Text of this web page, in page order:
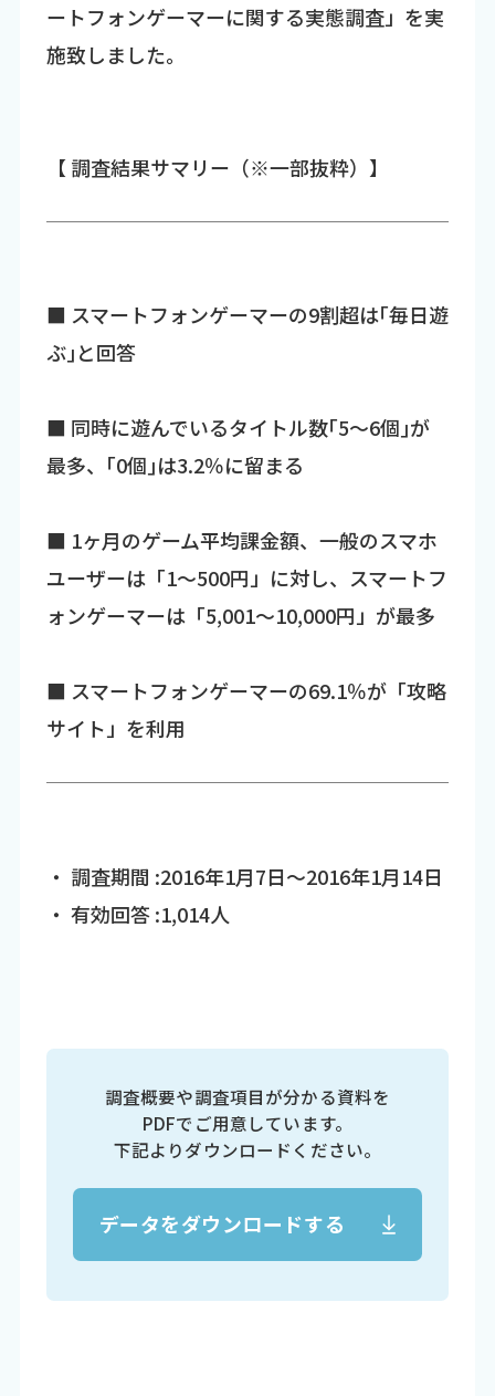
ートフォンゲーマーに関する実態調査」を実
施致しました。
【 調査結果サマリー（※一部抜粋）】
■ スマートフォンゲーマーの9割超は｢毎日遊
ぶ｣と回答
■ 同時に遊んでいるタイトル数｢5～6個｣が
最多、｢0個｣は3.2％に留まる
■ 1ヶ月のゲーム平均課金額、一般のスマホ
ユーザーは「1～500円」に対し、スマートフ
ォンゲーマーは「5,001～10,000円」が最多
■ スマートフォンゲーマーの69.1％が「攻略
サイト」を利用
・ 調査期間 :2016年1月7日～2016年1月14日
・ 有効回答 :1,014人
調査概要や調査項目が分かる資料を
PDFでご用意しています。
下記よりダウンロードください。
データをダウンロードする